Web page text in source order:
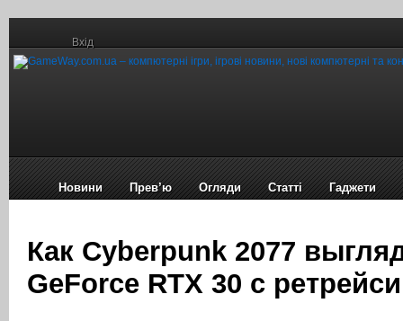
Вхід
Новини Прев’ю Огляди Статті Гаджети
Как Cyberpunk 2077
GeForce RTX 30 с